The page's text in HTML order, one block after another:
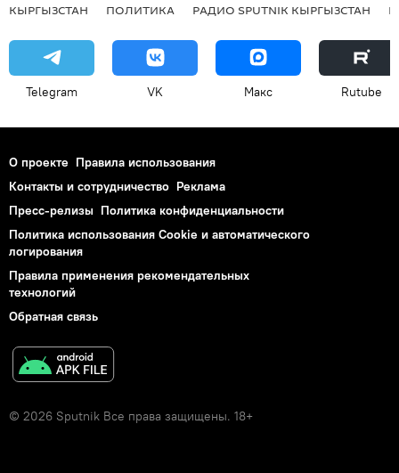
КЫРГЫЗСТАН ПОЛИТИКА РАДИО SPUTNIK КЫРГЫЗСТАН
Telegram VK Макс Rutube
О проекте Правила использования
Контакты и сотрудничество Реклама
Пресс-релизы Политика конфиденциальности
Политика использования Cookie и автоматического
логирования
Правила применения рекомендательных
технологий
Обратная связь
© 2026 Sputnik Все права защищены. 18+